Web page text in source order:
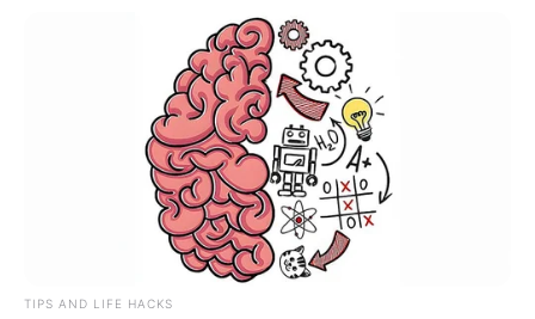
TIPS AND LIFE HACKS